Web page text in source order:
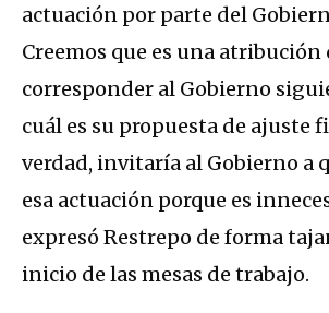
actuación por parte del
Creemos que es una atribución
corresponder al Gobierno
cuál es su propuesta de ajuste
verdad, invitaría al Gobierno a
esa actuación porque es
expresó Restrepo de forma
inicio de las mesas de trabajo.